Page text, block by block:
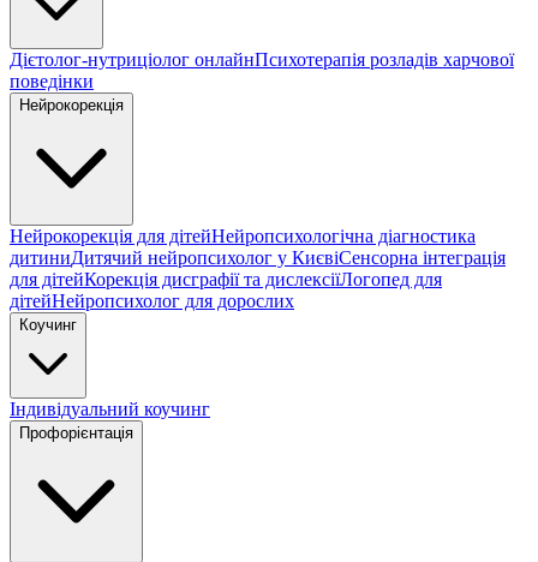
Дієтолог-нутриціолог онлайнПсихотерапія розладів харчової
поведінки
Нейрокорекція
Нейрокорекція для дітейНейропсихологічна діагностика
дитиниДитячий нейропсихолог у КиєвіСенсорна інтеграція
для дітейКорекція дисграфії та дислексіїЛогопед для
дітейНейропсихолог для дорослих
Коучинг
Індивідуальний коучинг
Профорієнтація